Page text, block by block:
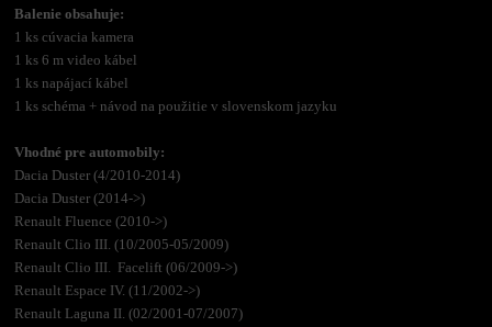
Balenie obsahuje:
1 ks cúvacia kamera
1 ks 6 m video kábel
1 ks napájací kábel
1 ks schéma + návod na použitie v slovenskom jazyku
Vhodné pre automobily:
Dacia Duster (4/2010-2014)
Dacia Duster (2014->)
Renault Fluence (2010->)
Renault Clio III. (10/2005-05/2009)
Renault Clio III. Facelift (06/2009->)
Renault Espace IV. (11/2002->)
Renault Laguna II. (02/2001-07/2007)